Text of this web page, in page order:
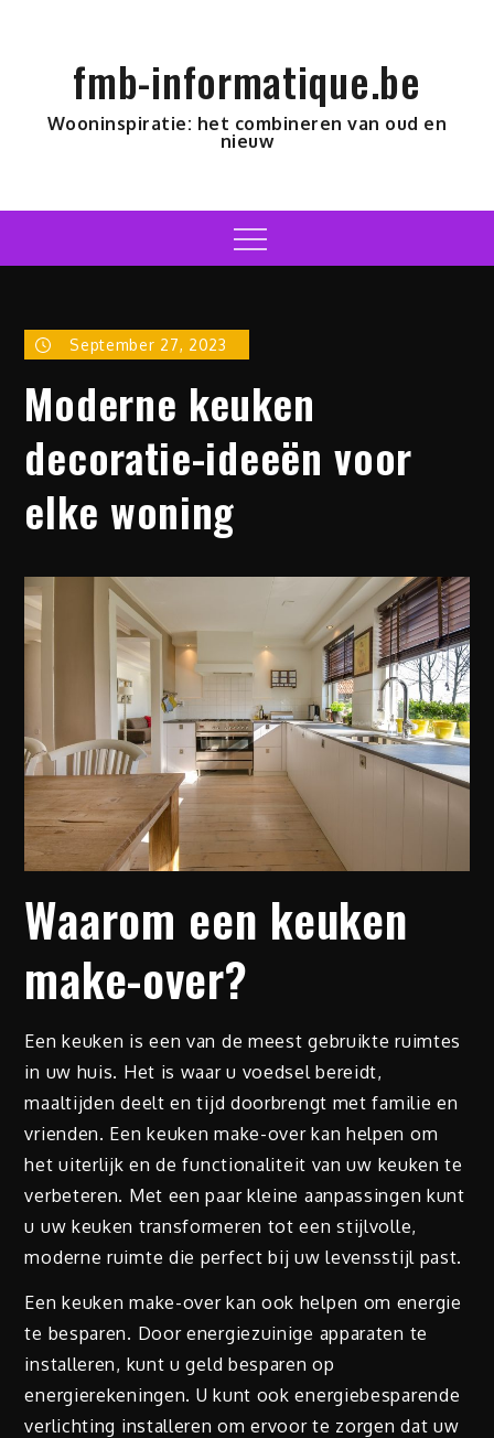
fmb-informatique.be
Wooninspiratie: het combineren van oud en
nieuw
Menu
September 27, 2023
Moderne keuken
decoratie-ideeën voor
elke woning
Waarom een keuken
make-over?
Een keuken is een van de meest gebruikte ruimtes
in uw huis. Het is waar u voedsel bereidt,
maaltijden deelt en tijd doorbrengt met familie en
vrienden. Een keuken make-over kan helpen om
het uiterlijk en de functionaliteit van uw keuken te
verbeteren. Met een paar kleine aanpassingen kunt
u uw keuken transformeren tot een stijlvolle,
moderne ruimte die perfect bij uw levensstijl past.
Een keuken make-over kan ook helpen om energie
te besparen. Door energiezuinige apparaten te
installeren, kunt u geld besparen op
energierekeningen. U kunt ook energiebesparende
verlichting installeren om ervoor te zorgen dat uw